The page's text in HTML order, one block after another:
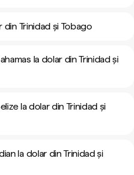
din Trinidad și Tobago
la dolar din Trinidad și
la dolar din Trinidad și
la dolar din Trinidad și